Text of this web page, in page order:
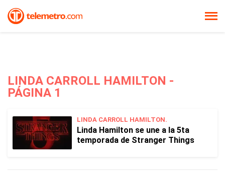
LINDA CARROLL HAMILTON -
PÁGINA 1
LINDA CARROLL HAMILTON.
Linda Hamilton se une a la 5ta
temporada de Stranger Things